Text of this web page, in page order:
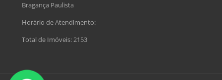
Bragança Paulista
Horário de Atendimento:
Total de Imóveis: 2153